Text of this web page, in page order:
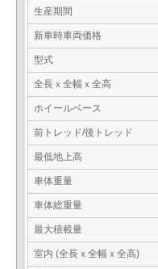
生産期間
新車時車両価格
型式
全長ｘ全幅ｘ全高
ホイールベース
前トレッド/後トレッド
最低地上高
車体重量
車体総重量
最大積載量
室内 (全長ｘ全幅ｘ全高)